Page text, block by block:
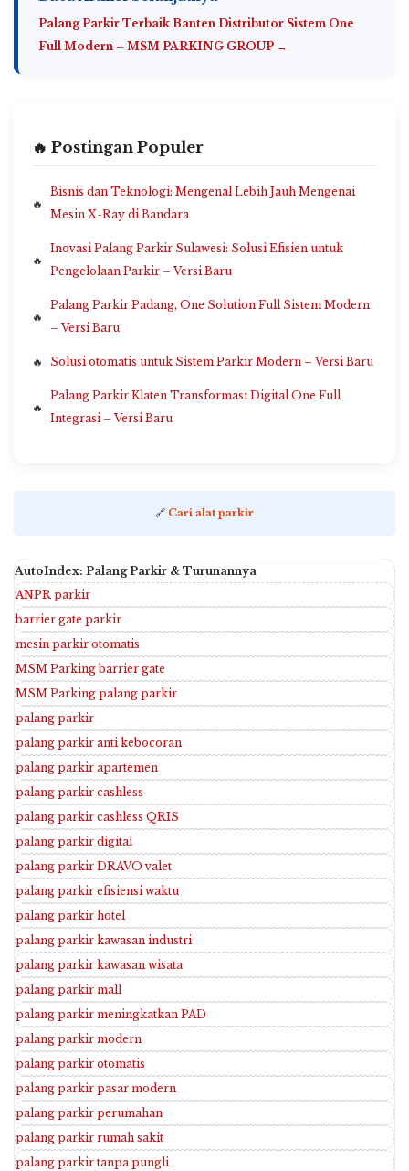
Palang Parkir Terbaik Banten Distributor Sistem One
Full Modern – MSM PARKING GROUP →
🔥 Postingan Populer
Bisnis dan Teknologi: Mengenal Lebih Jauh Mengenai
Mesin X-Ray di Bandara
Inovasi Palang Parkir Sulawesi: Solusi Efisien untuk
Pengelolaan Parkir – Versi Baru
Palang Parkir Padang, One Solution Full Sistem Modern
– Versi Baru
Solusi otomatis untuk Sistem Parkir Modern – Versi Baru
Palang Parkir Klaten Transformasi Digital One Full
Integrasi – Versi Baru
🔗 Cari alat parkir
AutoIndex: Palang Parkir & Turunannya
ANPR parkir
barrier gate parkir
mesin parkir otomatis
MSM Parking barrier gate
MSM Parking palang parkir
palang parkir
palang parkir anti kebocoran
palang parkir apartemen
palang parkir cashless
palang parkir cashless QRIS
palang parkir digital
palang parkir DRAVO valet
palang parkir efisiensi waktu
palang parkir hotel
palang parkir kawasan industri
palang parkir kawasan wisata
palang parkir mall
palang parkir meningkatkan PAD
palang parkir modern
palang parkir otomatis
palang parkir pasar modern
palang parkir perumahan
palang parkir rumah sakit
palang parkir tanpa pungli